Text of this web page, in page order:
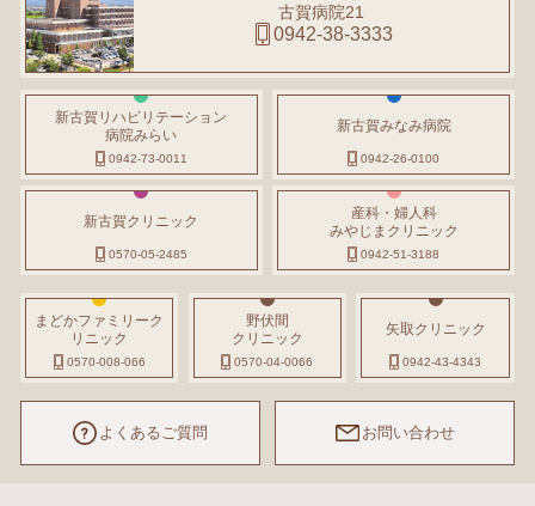
古賀病院21
0942-38-3333
新古賀リハビリテーション
病院みらい
0942-73-0011
新古賀みなみ病院
0942-26-0100
新古賀クリニック
0570-05-2485
産科・婦人科
みやじまクリニック
0942-51-3188
まどかファミリーク
リニック
0570-008-066
野伏間
クリニック
0570-04-0066
矢取クリニック
0942-43-4343
よくあるご質問 お問い合わせ